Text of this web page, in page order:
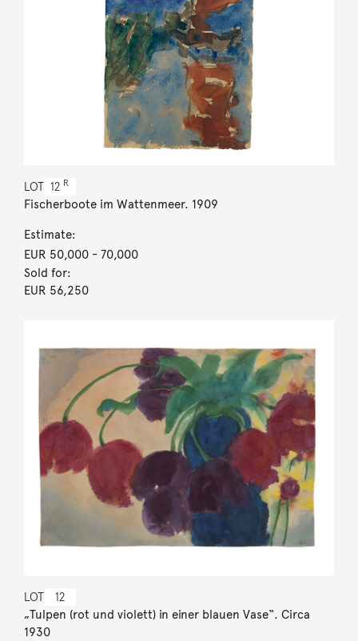
LOT 12 R
Fischerboote im Wattenmeer. 1909
Estimate:
EUR 50,000- 70,000
Sold for:
EUR 56,250
LOT 12
„Tulpen (rot und violett) in einer blauen Vase“. Circa
1930